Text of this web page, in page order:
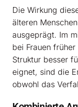
Die Wirkung
älteren
ausgeprägt. Im
bei Frauen
Struktur besser
eignet, sind die
obwohl das